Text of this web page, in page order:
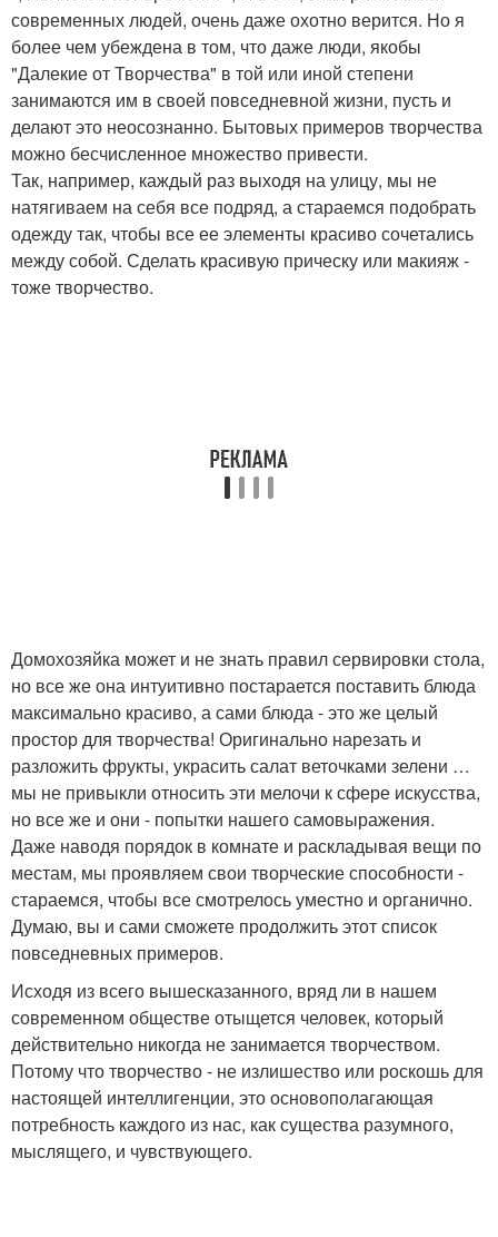
современных людей, очень даже охотно верится. Но я
более чем убеждена в том, что даже люди, якобы
"Далекие от Творчества" в той или иной степени
занимаются им в своей повседневной жизни, пусть и
делают это неосознанно. Бытовых примеров творчества
можно бесчисленное множество привести.
Так, например, каждый раз выходя на улицу, мы не
натягиваем на себя все подряд, а стараемся подобрать
одежду так, чтобы все ее элементы красиво сочетались
между собой. Сделать красивую прическу или макияж -
тоже творчество.
Домохозяйка может и не знать правил сервировки стола,
но все же она интуитивно постарается поставить блюда
максимально красиво, а сами блюда - это же целый
простор для творчества! Оригинально нарезать и
разложить фрукты, украсить салат веточками зелени …
мы не привыкли относить эти мелочи к сфере искусства,
но все же и они - попытки нашего самовыражения.
Даже наводя порядок в комнате и раскладывая вещи по
местам, мы проявляем свои творческие способности -
стараемся, чтобы все смотрелось уместно и органично.
Думаю, вы и сами сможете продолжить этот список
повседневных примеров.
Исходя из всего вышесказанного, вряд ли в нашем
современном обществе отыщется человек, который
действительно никогда не занимается творчеством.
Потому что творчество - не излишество или роскошь для
настоящей интеллигенции, это основополагающая
потребность каждого из нас, как существа разумного,
мыслящего, и чувствующего.